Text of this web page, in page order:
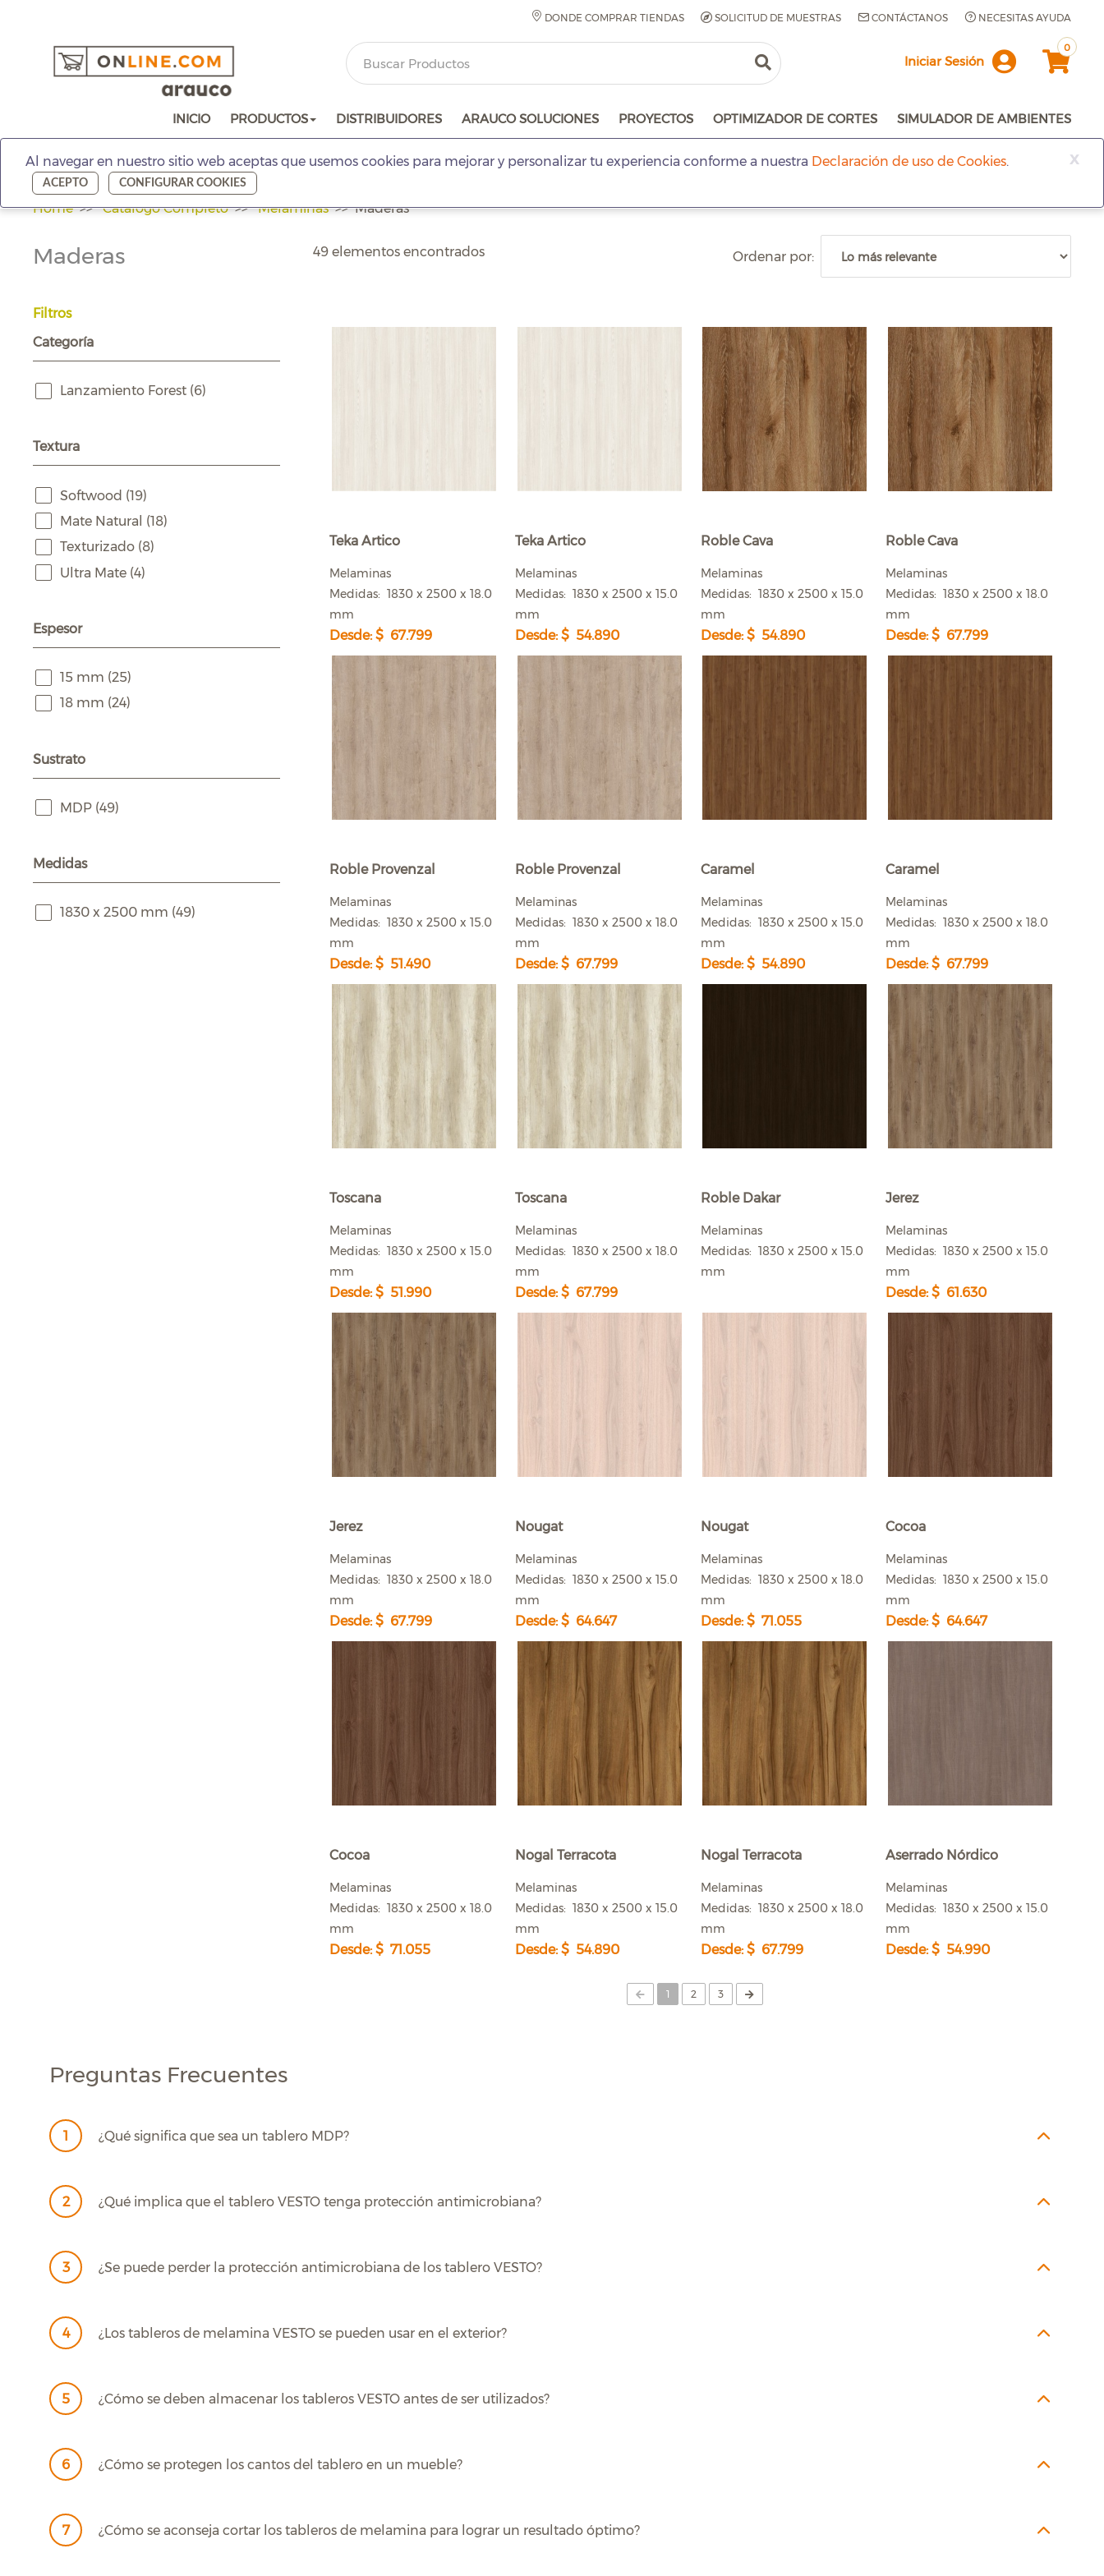
DONDE COMPRAR TIENDAS SOLICITUD DE MUESTRAS CONTÁCTANOS NECESITAS AYUDA
Iniciar Sesión
0
INICIO PRODUCTOS DISTRIBUIDORES ARAUCO SOLUCIONES PROYECTOS OPTIMIZADOR DE CORTES SIMULADOR DE AMBIENTES
x
Al navegar en nuestro sitio web aceptas que usemos cookies para mejorar y personalizar tu experiencia conforme a nuestra Declaración de uso de Cookies.
ACEPTO CONFIGURAR COOKIES
Home Catálogo Completo Melaminas Maderas
Maderas
Filtros
Categoría
Lanzamiento Forest (6)
Textura
Softwood (19)
Mate Natural (18)
Texturizado (8)
Ultra Mate (4)
Espesor
15 mm (25)
18 mm (24)
Sustrato
MDP (49)
Medidas
1830 x 2500 mm (49)
49 elementos encontrados Ordenar por:
Teka Artico
Melaminas
Medidas: 1830 x 2500 x 18.0
mm
Desde: $ 67.799
Teka Artico
Melaminas
Medidas: 1830 x 2500 x 15.0
mm
Desde: $ 54.890
Roble Cava
Melaminas
Medidas: 1830 x 2500 x 15.0
mm
Desde: $ 54.890
Roble Cava
Melaminas
Medidas: 1830 x 2500 x 18.0
mm
Desde: $ 67.799
Roble Provenzal
Melaminas
Medidas: 1830 x 2500 x 15.0
mm
Desde: $ 51.490
Roble Provenzal
Melaminas
Medidas: 1830 x 2500 x 18.0
mm
Desde: $ 67.799
Caramel
Melaminas
Medidas: 1830 x 2500 x 15.0
mm
Desde: $ 54.890
Caramel
Melaminas
Medidas: 1830 x 2500 x 18.0
mm
Desde: $ 67.799
Toscana
Melaminas
Medidas: 1830 x 2500 x 15.0
mm
Desde: $ 51.990
Toscana
Melaminas
Medidas: 1830 x 2500 x 18.0
mm
Desde: $ 67.799
Roble Dakar
Melaminas
Medidas: 1830 x 2500 x 15.0
mm
Jerez
Melaminas
Medidas: 1830 x 2500 x 15.0
mm
Desde: $ 61.630
Jerez
Melaminas
Medidas: 1830 x 2500 x 18.0
mm
Desde: $ 67.799
Nougat
Melaminas
Medidas: 1830 x 2500 x 15.0
mm
Desde: $ 64.647
Nougat
Melaminas
Medidas: 1830 x 2500 x 18.0
mm
Desde: $ 71.055
Cocoa
Melaminas
Medidas: 1830 x 2500 x 15.0
mm
Desde: $ 64.647
Cocoa
Melaminas
Medidas: 1830 x 2500 x 18.0
mm
Desde: $ 71.055
Nogal Terracota
Melaminas
Medidas: 1830 x 2500 x 15.0
mm
Desde: $ 54.890
Nogal Terracota
Melaminas
Medidas: 1830 x 2500 x 18.0
mm
Desde: $ 67.799
Aserrado Nórdico
Melaminas
Medidas: 1830 x 2500 x 15.0
mm
Desde: $ 54.990
1(current)
2 3
Preguntas Frecuentes
1 ¿Qué significa que sea un tablero MDP?
2 ¿Qué implica que el tablero VESTO tenga protección antimicrobiana?
3 ¿Se puede perder la protección antimicrobiana de los tablero VESTO?
4 ¿Los tableros de melamina VESTO se pueden usar en el exterior?
5 ¿Cómo se deben almacenar los tableros VESTO antes de ser utilizados?
6 ¿Cómo se protegen los cantos del tablero en un mueble?
7 ¿Cómo se aconseja cortar los tableros de melamina para lograr un resultado óptimo?